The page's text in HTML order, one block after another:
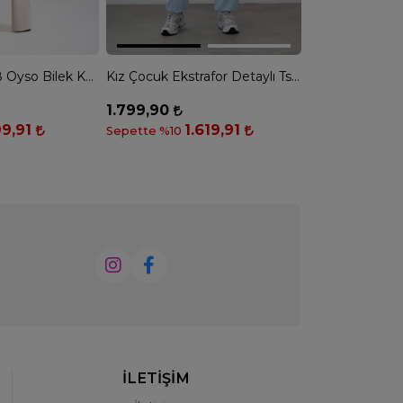
Kız Çocuk 8398 Oyso Bilek Kol Tshirt - TAŞ Kız Çocuk Ekstrafor Detaylı Tshirt Takım - BEBE MAVİ
1.799,90
Sepette %10 1.619,91
İLETİŞİM